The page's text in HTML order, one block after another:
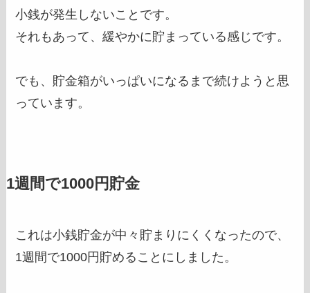
小銭が発生しないことです。
それもあって、緩やかに貯まっている感じです。
でも、貯金箱がいっぱいになるまで続けようと思
っています。
1週間で1000円貯金
これは小銭貯金が中々貯まりにくくなったので、
1週間で1000円貯めることにしました。